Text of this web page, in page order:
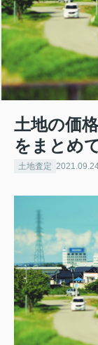
土地の価
をまとめ
土地査定